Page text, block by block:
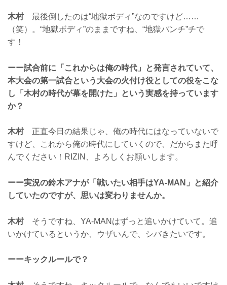
木村最後倒したのは“地獄ボディ”なのですけど……
（笑）。“地獄ボディ”のままですね、“地獄パンチ”チで
す！
ーー試合前に「これからは俺の時代」と発言されていて、
本大会の第一試合という大会の火付け役としての役をこな
し「木村の時代が幕を開けた」という実感を持っています
か？
木村正直今日の結果じゃ、俺の時代にはなっていないで
すけど、これから俺の時代にしていくので、だからまた呼
んでください！RIZIN、よろしくお願いします。
ーー実況の鈴木アナが「戦いたい相手はYA-MAN」と紹介
していたのですが、思いは変わりませんか。
木村そうですね、YA-MANはずっと追いかけていて。追
いかけているというか、ウザいんで、シバきたいです。
ーーキックルールで？